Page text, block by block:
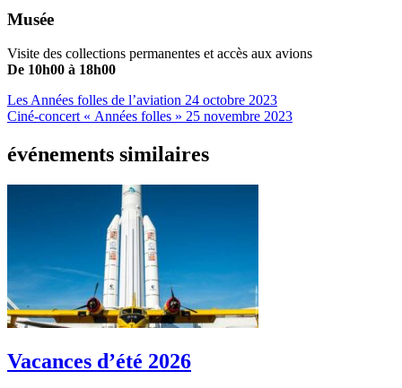
Musée
Visite des collections permanentes et accès aux avions
De 10h00 à 18h00
Les Années folles de l’aviation 24 octobre 2023
Ciné-concert « Années folles » 25 novembre 2023
événements similaires
Vacances d’été 2026